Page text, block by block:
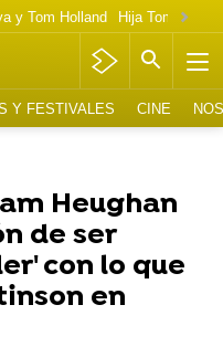
y Tom Holland Hija Tom
Y FESTIVALES CINE
Heughan
de ser
con lo que
en